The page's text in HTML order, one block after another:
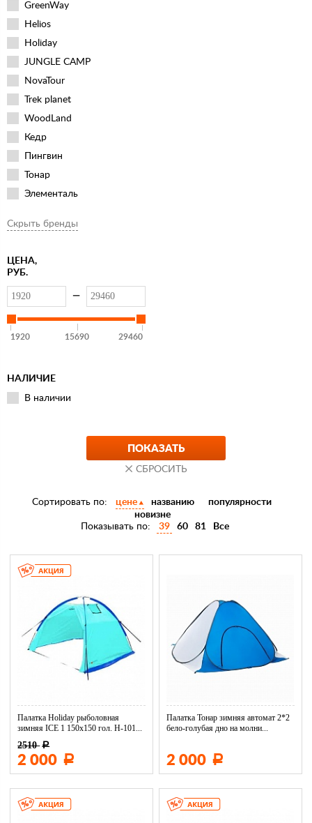
GreenWay
Helios
Holiday
JUNGLE CAMP
NovaTour
Trek planet
WoodLand
Кедр
Пингвин
Тонар
Элементаль
Скрыть бренды
ЦЕНА,
РУБ.
—
1920 15690 29460
НАЛИЧИЕ
В наличии
Сортировать по: цене названию
популярности
новизне
Показывать по:
39 60 81 Все
Палатка Holiday рыболовная
зимняя ICE 1 150х150 гол. H-101...
2510 Р
2 000 Р
Палатка Тонар зимняя автомат 2*2
бело-голубая дно на молни...
2 000 Р